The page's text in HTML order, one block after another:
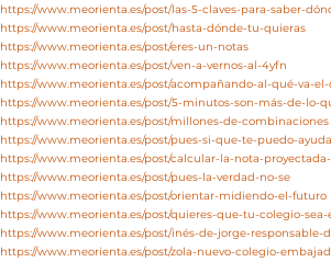
https://www.meorienta.es/post/las-5-claves-para-saber-
https://www.meorienta.es/post/hasta-dónde-tu-quieras
https://www.meorienta.es/post/eres-un-notas
https://www.meorienta.es/post/ven-a-vernos-al-4yfn
https://www.meorienta.es/post/acompañando-al-qué-va-
https://www.meorienta.es/post/5-minutos-son-más-de-lo-
https://www.meorienta.es/post/millones-de-combinaciones
https://www.meorienta.es/post/pues-si-que-te-puedo-
https://www.meorienta.es/post/calcular-la-nota-
https://www.meorienta.es/post/pues-la-verdad-no-se
https://www.meorienta.es/post/orientar-midiendo-el-futuro
https://www.meorienta.es/post/quieres-que-tu-colegio-
https://www.meorienta.es/post/inés-de-jorge-responsable-
https://www.meorienta.es/post/zola-nuevo-colegio-